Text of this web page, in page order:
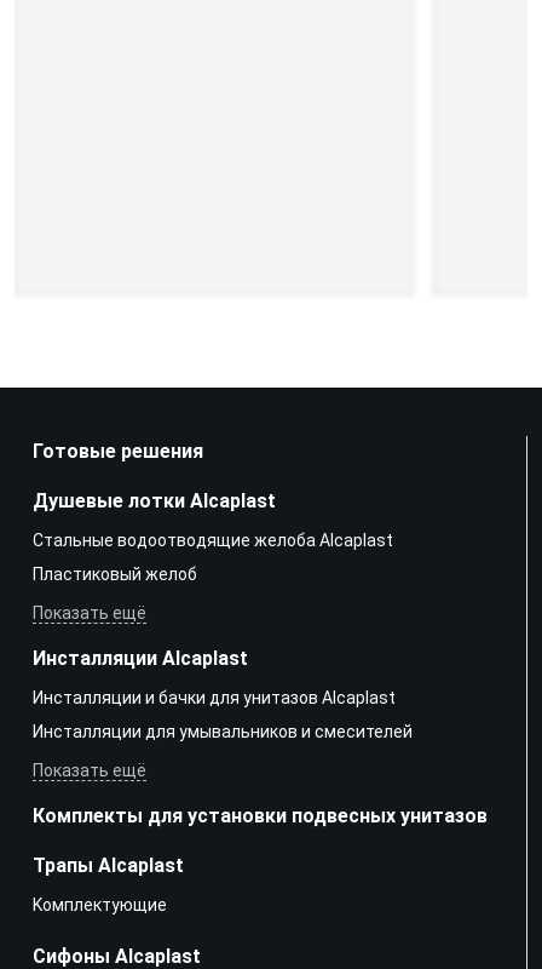
Готовые решения
Душевые лотки Alcaplast
Стальные водоотводящие желоба Alcaplast
Пластиковый желоб
Показать ещё
Инсталляции Alcaplast
Инсталляции и бачки для унитазов Alcaplast
Инсталляции для умывальников и смесителей
Показать ещё
Комплекты для установки подвесных унитазов
Трапы Alcaplast
Kомплектующие
Сифоны Alcaplast